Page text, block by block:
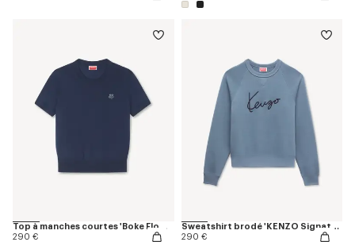
Top à manches courtes 'Boke Flower' en laine mérinos
290 €
Sweatshirt brodé 'KENZO Signature' en coton
290 €